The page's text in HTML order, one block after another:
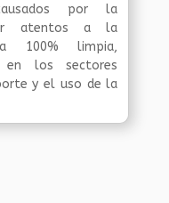
por la
atentos a la
100% limpia,
en los sectores
y el uso de la